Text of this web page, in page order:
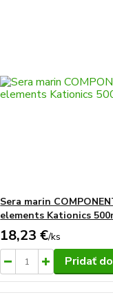
Sera marin
elements Kationics
18,23 €/ks
Pridať